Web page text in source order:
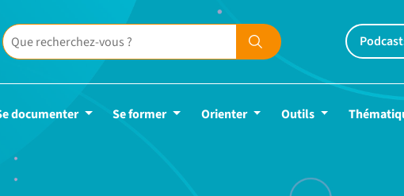
documenter Se former Orienter Outils